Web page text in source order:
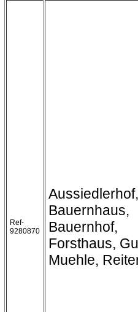
Ref-
9280870
Aussiedlerhof,
Bauernhaus,
Bauernhof,
Forsthaus,
Muehle,